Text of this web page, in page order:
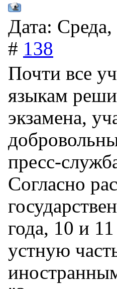
Дата:
# 138
Почти все
языкам
экзамена,
пресс-
Согласно
года, 10 и
устную